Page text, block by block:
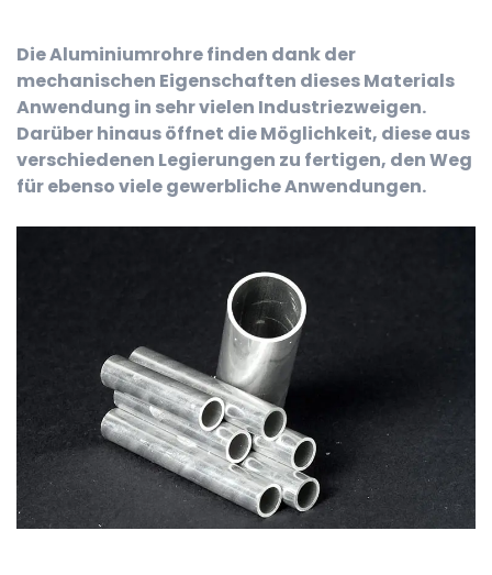
Die Aluminiumrohre finden dank der
mechanischen Eigenschaften dieses Materials
Anwendung in sehr vielen Industriezweigen.
Darüber hinaus öffnet die Möglichkeit, diese aus
verschiedenen Legierungen zu fertigen, den Weg
für ebenso viele gewerbliche Anwendungen.